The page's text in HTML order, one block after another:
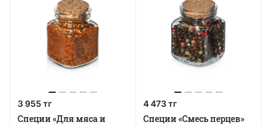
3 955 тг
Специи «Для мяса и
4 473 тг
Специи «Смесь перцев»